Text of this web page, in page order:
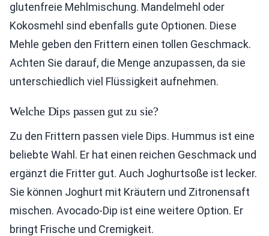
glutenfreie Mehlmischung. Mandelmehl oder
Kokosmehl sind ebenfalls gute Optionen. Diese
Mehle geben den Frittern einen tollen Geschmack.
Achten Sie darauf, die Menge anzupassen, da sie
unterschiedlich viel Flüssigkeit aufnehmen.
Welche Dips passen gut zu sie?
Zu den Frittern passen viele Dips. Hummus ist eine
beliebte Wahl. Er hat einen reichen Geschmack und
ergänzt die Fritter gut. Auch Joghurtsoße ist lecker.
Sie können Joghurt mit Kräutern und Zitronensaft
mischen. Avocado-Dip ist eine weitere Option. Er
bringt Frische und Cremigkeit.